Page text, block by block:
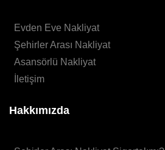
Evden Eve Nakliyat
Şehirler Arası Nakliyat
Asansörlü Nakliyat
İletişim
Hakkımızda